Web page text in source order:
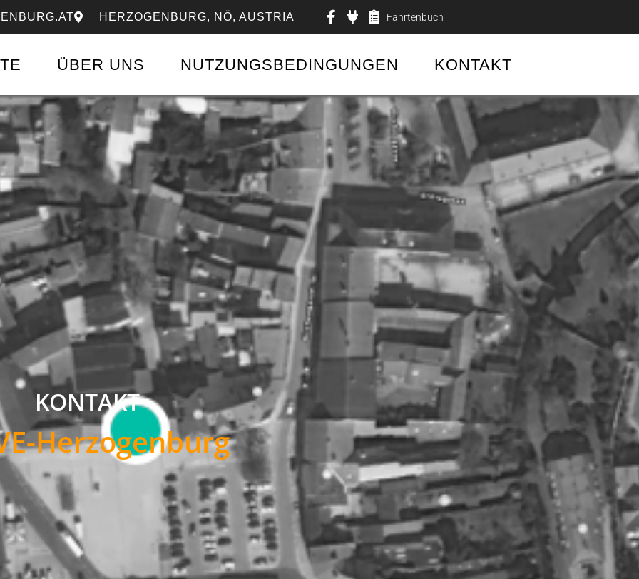
HERZOGENBURG, NÖ, AUSTRIA Fahrtenbuch
ÜBER UNS NUTZUNGSBEDINGUNGEN KONTAKT
KONTAKT
Herzogenburg